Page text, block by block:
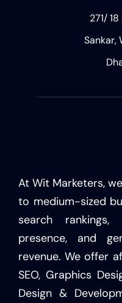
271/
Sankar,
At Wit Marketers,
to medium-sized
search
presence, and
revenue. We offer
SEO, Graphics
Design &